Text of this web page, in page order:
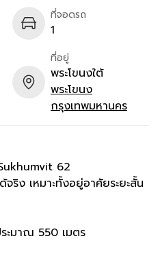
ที่จอดรถ
1
ที่อยู่
พระโขนงใต้
พระโขนง
กรุงเทพมหานคร
62
ริง เหมาะทั้งอยู่อาศัยระยะสั้น
ะมาณ 550 เมตร